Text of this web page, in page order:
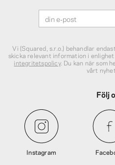
Vi (Squared, s.r.o.) behandlar
skicka relevant information i
integritetspolicy. Du kan när som
vårt
Följ
Instagram